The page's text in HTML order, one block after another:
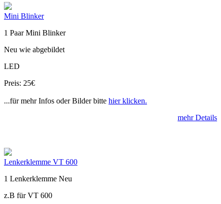
Mini Blinker
1 Paar Mini Blinker
Neu wie abgebildet
LED
Preis: 25€
...für mehr Infos oder Bilder bitte hier klicken.
mehr Details
Lenkerklemme VT 600
1 Lenkerklemme Neu
z.B für VT 600